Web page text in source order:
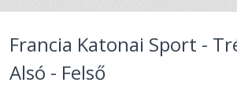
Francia Katonai Sport -
Alsó - Felső